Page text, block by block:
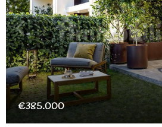
€385.000